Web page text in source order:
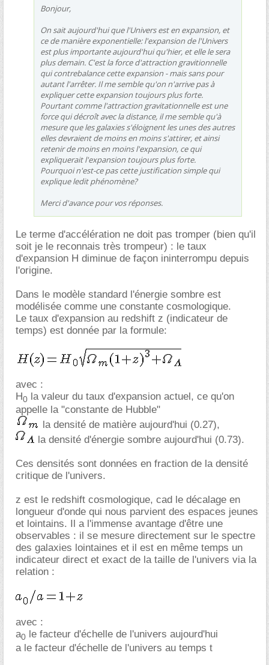
Bonjour,
On sait aujourd'hui que l'Univers est en expansion, et
ce de manière exponentielle: l'expansion de l'Univers
est plus importante aujourd'hui qu'hier, et elle le sera
plus demain. C'est la force d'attraction gravitionnelle
qui contrebalance cette expansion - mais sans pour
autant l'arrêter. Il me semble qu'on n'arrive pas à
expliquer cette expansion toujours plus forte.
Pourtant comme l'attraction gravitationnelle est une
force qui décroît avec la distance, il me semble qu'à
mesure que les galaxies s'éloignent les unes des autres
elles devraient de moins en moins s'attirer, et ainsi
retenir de moins en moins l'expansion, ce qui
expliquerait l'expansion toujours plus forte.
Pourquoi n'est-ce pas cette justification simple qui
explique ledit phénomène?
Merci d'avance pour vos réponses.
Le terme d'accélération ne doit pas tromper (bien qu'il
soit je le reconnais très trompeur) : le taux
d'expansion H diminue de façon ininterrompu depuis
l'origine.
Dans le modèle standard l'énergie sombre est
modélisée comme une constante cosmologique.
Le taux d'expansion au redshift z (indicateur de
temps) est donnée par la formule:
avec :
H0 la valeur du taux d'expansion actuel, ce qu'on
appelle la "constante de Hubble"
la densité de matière aujourd'hui (0.27),
la densité d'énergie sombre aujourd'hui (0.73).
Ces densités sont données en fraction de la densité
critique de l'univers.
z est le redshift cosmologique, cad le décalage en
longueur d'onde qui nous parvient des espaces jeunes
et lointains. Il a l'immense avantage d'être une
observables : il se mesure directement sur le spectre
des galaxies lointaines et il est en même temps un
indicateur direct et exact de la taille de l'univers via la
relation :
avec :
a0 le facteur d'échelle de l'univers aujourd'hui
a le facteur d'échelle de l'univers au temps t